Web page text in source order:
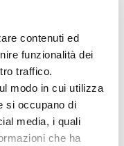
contenuti ed
funzionalità dei
traffico.
modo in cui utilizza
si occupano di
media, i quali
che ha
GRATUITA
suddivisione per